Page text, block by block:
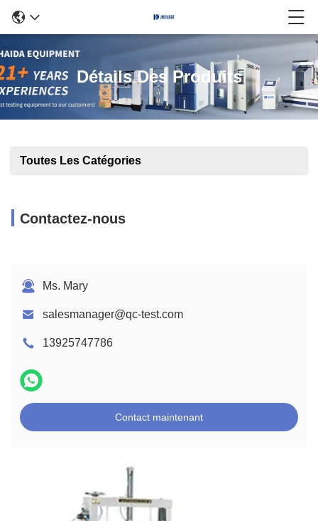
Détails Des Produits
Toutes Les Catégories
Contactez-nous
Ms. Mary
salesmanager@qc-test.com
13925747786
Contact maintenant